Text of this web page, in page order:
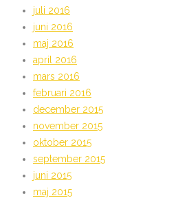
juli 2016
juni 2016
maj 2016
april 2016
mars 2016
februari 2016
december 2015
november 2015
oktober 2015
september 2015
juni 2015
maj 2015